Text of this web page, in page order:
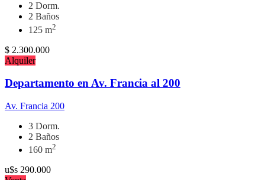
2 Dorm.
2 Baños
125 m2
$ 2.300.000
Alquiler
Departamento en Av. Francia al 200
Av. Francia 200
3 Dorm.
2 Baños
160 m2
u$s 290.000